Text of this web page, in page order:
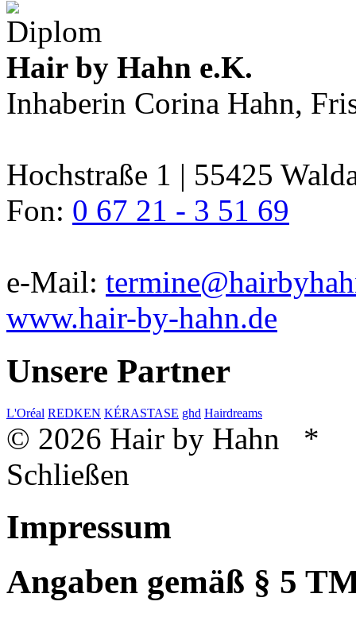
Hair by Hahn e.K.
Inhaberin Corina Hahn,
Hochstraße 1 | 55425
Fon: 0 67 21 - 3 51 69
e-Mail:
www.hair-by-hahn.de
Unsere Partner
L'Oréal REDKEN KÉRASTASE ghd Hairdreams
© 2026 Hair by Hahn *
Schließen
Impressum
Angaben gemäß § 5